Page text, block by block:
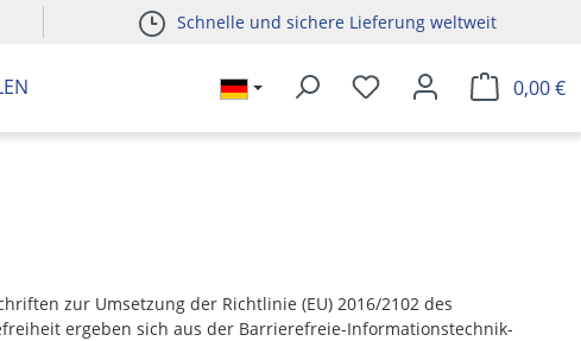
Schnelle und sichere Lieferung weltweit
0,00 €
zur Umsetzung der Richtlinie (EU) 2016/2102 des
ergeben sich aus der Barrierefreie-Informationstechnik-